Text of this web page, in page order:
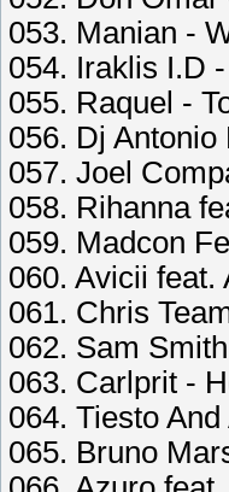
053. Manian -
054. Iraklis I.D
055. Raquel -
056. Dj Antonio
057. Joel
058. Rihanna
059. Madcon
060. Avicii
061. Chris
062. Sam
063. Carlprit -
064. Tiesto
065. Bruno